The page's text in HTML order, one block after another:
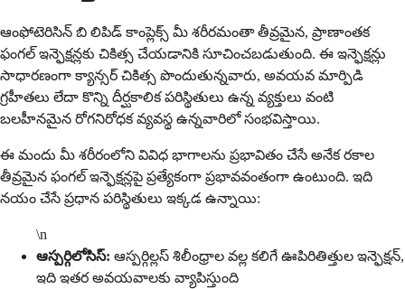
ఆంఫోటెరిసిన్ బి లిపిడ్ కాంప్లెక్స్ మీ శరీరమంతా తీవ్రమైన, ప్రాణాంతక
ఫంగల్ ఇన్ఫెక్షన్లకు చికిత్స చేయడానికి సూచించబడుతుంది. ఈ ఇన్ఫెక్షన్లు
సాధారణంగా క్యాన్సర్ చికిత్స పొందుతున్నవారు, అవయవ మార్పిడి
గ్రహీతలు లేదా కొన్ని దీర్ఘకాలిక పరిస్థితులు ఉన్న వ్యక్తులు వంటి
బలహీనమైన రోగనిరోధక వ్యవస్థ ఉన్నవారిలో సంభవిస్తాయి.
ఈ మందు మీ శరీరంలోని వివిధ భాగాలను ప్రభావితం చేసే అనేక రకాల
తీవ్రమైన ఫంగల్ ఇన్ఫెక్షన్లపై ప్రత్యేకంగా ప్రభావవంతంగా ఉంటుంది. ఇది
నయం చేసే ప్రధాన పరిస్థితులు ఇక్కడ ఉన్నాయి:
\n
ఆస్పర్గిలోసిస్: ఆస్పర్గిల్లస్ శిలీంధ్రాల వల్ల కలిగే ఊపిరితిత్తుల ఇన్ఫెక్షన్,
ఇది ఇతర అవయవాలకు వ్యాపిస్తుంది